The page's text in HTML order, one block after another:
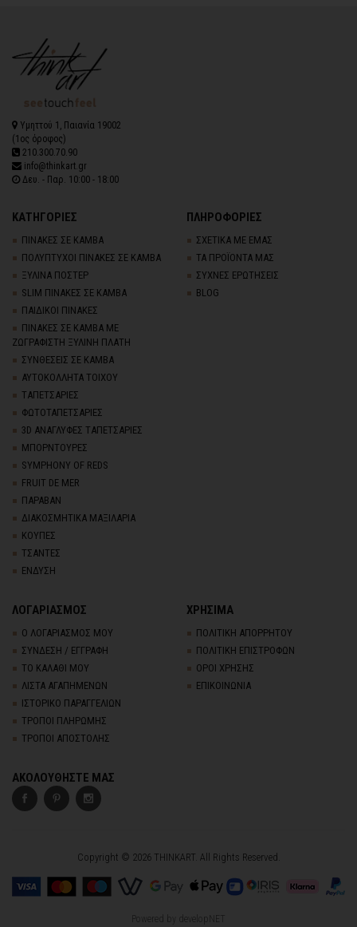
Υμηττού 1, Παιανία 19002
(1ος όροφος)
210.300.70.90
info@thinkart.gr
Δευ. - Παρ. 10:00 - 18:00
ΚΑΤΗΓΟΡΙΕΣ
ΠΙΝΑΚΕΣ ΣΕ ΚΑΜΒΑ
ΠΟΛΥΠΤΥΧΟΙ ΠΙΝΑΚΕΣ ΣΕ ΚΑΜΒΑ
ΞΥΛΙΝΑ ΠΟΣΤΕΡ
SLIM ΠΙΝΑΚΕΣ ΣΕ ΚΑΜΒΑ
ΠΑΙΔΙΚΟΙ ΠΙΝΑΚΕΣ
ΠΙΝΑΚΕΣ ΣΕ ΚΑΜΒΑ ΜΕ
ΖΩΓΡΑΦΙΣΤΗ ΞΥΛΙΝΗ ΠΛΑΤΗ
ΣΥΝΘΕΣΕΙΣ ΣΕ ΚΑΜΒΑ
ΑΥΤΟΚΟΛΛΗΤΑ ΤΟΙΧΟΥ
TΑΠΕΤΣΑΡΙΕΣ
ΦΩΤΟΤΑΠΕΤΣΑΡΙΕΣ
3D AΝΑΓΛΥΦΕΣ TΑΠΕΤΣΑΡΙΕΣ
ΜΠΟΡΝΤΟΥΡΕΣ
SYMPHONY OF REDS
FRUIT DE MER
ΠΑΡΑΒΑΝ
ΔΙΑΚΟΣΜΗΤΙΚΑ ΜΑΞΙΛΑΡΙΑ
ΚΟΥΠΕΣ
ΤΣΑΝΤΕΣ
ΕΝΔΥΣΗ
ΠΛΗΡΟΦΟΡΙΕΣ
ΣΧΕΤΙΚΑ ΜΕ ΕΜΑΣ
ΤΑ ΠΡΟΪΟΝΤΑ ΜΑΣ
ΣΥΧΝΕΣ ΕΡΩΤΗΣΕΙΣ
BLOG
ΛΟΓΑΡΙΑΣΜΟΣ
Ο ΛΟΓΑΡΙΑΣΜΟΣ ΜΟΥ
ΣΥΝΔΕΣΗ / ΕΓΓΡΑΦΗ
ΤΟ ΚΑΛΑΘΙ ΜΟΥ
ΛΙΣΤΑ ΑΓΑΠΗΜΕΝΩΝ
ΙΣΤΟΡΙΚΟ ΠΑΡΑΓΓΕΛΙΩΝ
ΤΡΟΠΟΙ ΠΛΗΡΩΜΗΣ
ΤΡΟΠΟΙ ΑΠΟΣΤΟΛΗΣ
ΧΡΗΣΙΜΑ
ΠΟΛΙΤΙΚΗ ΑΠΟΡΡΗΤΟΥ
ΠΟΛΙΤΙΚΗ ΕΠΙΣΤΡΟΦΩΝ
ΟΡΟΙ ΧΡΗΣΗΣ
ΕΠΙΚΟΙΝΩΝΙΑ
ΑΚΟΛΟΥΘΗΣΤΕ ΜΑΣ
Copyright © 2026 THINKART. All Rights Reserved.
Powered by developNET